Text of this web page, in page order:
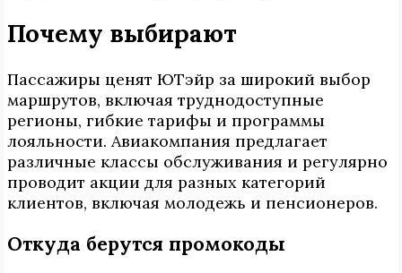
Почему выбирают
Пассажиры ценят ЮТэйр за широкий выбор
маршрутов, включая труднодоступные
регионы, гибкие тарифы и программы
лояльности. Авиакомпания предлагает
различные классы обслуживания и регулярно
проводит акции для разных категорий
клиентов, включая молодежь и пенсионеров.
Откуда берутся промокоды